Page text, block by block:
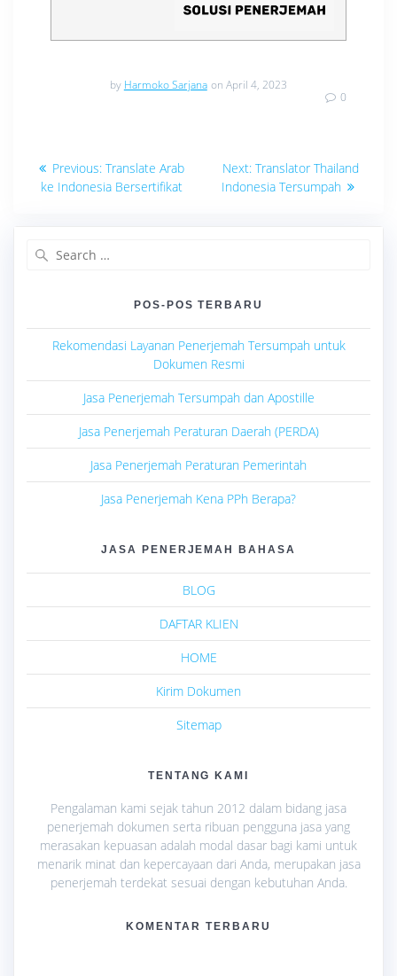
by Harmoko Sarjana on April 4, 2023
0
Navigasi
pos
Previous: Previous
post:
Translate Arab
ke Indonesia Bersertifikat
Next: Next
post:
Translator Thailand
Indonesia Tersumpah
POS-POS TERBARU
Rekomendasi Layanan Penerjemah Tersumpah untuk
Dokumen Resmi
Jasa Penerjemah Tersumpah dan Apostille
Jasa Penerjemah Peraturan Daerah (PERDA)
Jasa Penerjemah Peraturan Pemerintah
Jasa Penerjemah Kena PPh Berapa?
JASA PENERJEMAH BAHASA
BLOG
DAFTAR KLIEN
HOME
Kirim Dokumen
Sitemap
TENTANG KAMI
Pengalaman kami sejak tahun 2012 dalam bidang jasa
penerjemah dokumen serta ribuan pengguna jasa yang
merasakan kepuasan adalah modal dasar bagi kami untuk
menarik minat dan kepercayaan dari Anda, merupakan jasa
penerjemah terdekat sesuai dengan kebutuhan Anda.
KOMENTAR TERBARU